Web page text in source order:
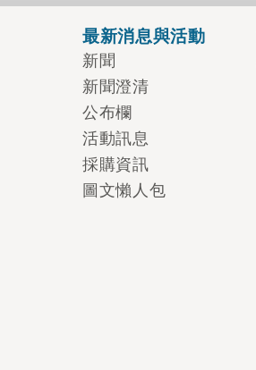
最新消息與活動
新聞
新聞澄清
公布欄
活動訊息
採購資訊
圖文懶人包